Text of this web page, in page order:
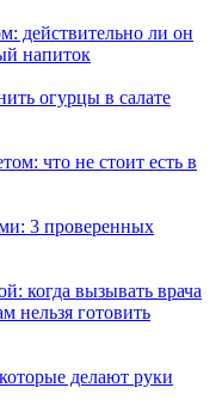
действительно ли он
напиток
огурцы в салате
что не стоит есть в
3 проверенных
когда вызывать врача
нельзя готовить
делают руки